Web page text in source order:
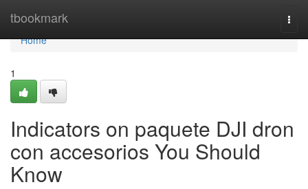
tbookmark
Home
Home
1
Indicators on paquete DJI dron
con accesorios You Should
Know